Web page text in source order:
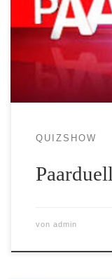
QUIZSHOW
Paarduell
von admin